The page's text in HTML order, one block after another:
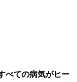
べての病気がヒー